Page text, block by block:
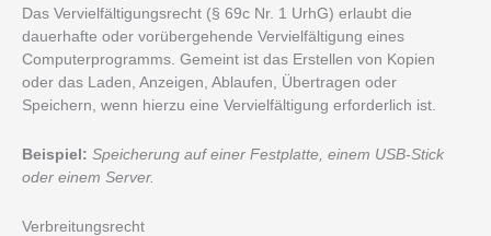
Das Vervielfältigungsrecht (§ 69c Nr. 1 UrhG) erlaubt die
dauerhafte oder vorübergehende Vervielfältigung eines
Computerprogramms. Gemeint ist das Erstellen von Kopien
oder das Laden, Anzeigen, Ablaufen, Übertragen oder
Speichern, wenn hierzu eine Vervielfältigung erforderlich ist.
Beispiel: Speicherung auf einer Festplatte, einem USB-Stick
oder einem Server.
Verbreitungsrecht